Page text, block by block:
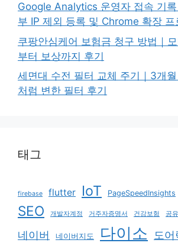
Google Analytics 운영자 접속 기
부 IP 제외 등록 및 Chrome 확장 프
쿠팡안심케어 보험금 청구 방법｜
부터 보상까지 후기
세면대 수전 필터 교체 주기｜3개
처럼 변한 필터 후기
태그
firebase flutter IoT PageSpeedInsights
SEO
개발자계정 거주자증명서 건강보험 공
네이버 네이버지도 다이소 도어